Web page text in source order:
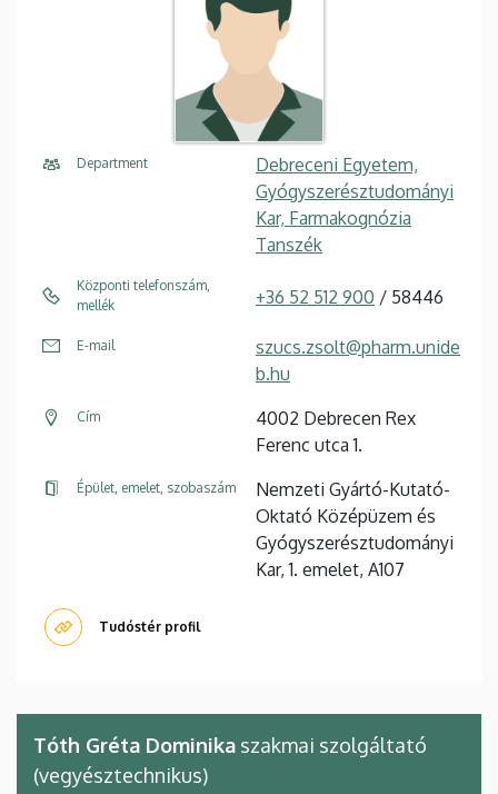
Department
Debreceni Egyetem,
Gyógyszerésztudományi
Kar, Farmakognózia
Tanszék
Központi telefonszám,
mellék
+36 52 512 900 / 58446
E-mail
szucs.zsolt@pharm.unide
b.hu
Cím
4002 Debrecen Rex
Ferenc utca 1.
Épület, emelet, szobaszám
Nemzeti Gyártó-Kutató-
Oktató Középüzem és
Gyógyszerésztudományi
Kar, 1. emelet, A107
Tudóstér profil
Tóth Gréta Dominika szakmai szolgáltató
(vegyésztechnikus)